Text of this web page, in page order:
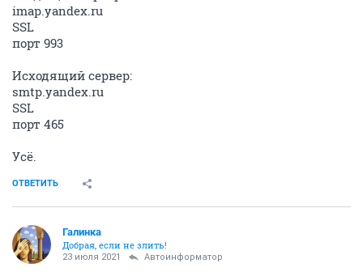
imap.yandex.ru
SSL
порт 993
Исходящий сервер:
smtp.yandex.ru
SSL
порт 465
Усё.
ОТВЕТИТЬ
Галинка
Добрая, если не злить!
23 июля 2021 Автоинформатор